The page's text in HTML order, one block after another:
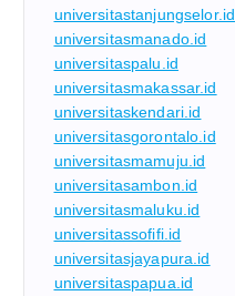
universitastanjungselor.id
universitasmanado.id
universitaspalu.id
universitasmakassar.id
universitaskendari.id
universitasgorontalo.id
universitasmamuju.id
universitasambon.id
universitasmaluku.id
universitassofifi.id
universitasjayapura.id
universitaspapua.id